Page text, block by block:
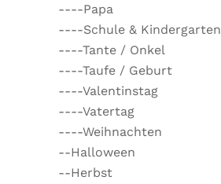
----Papa
----Schule & Kindergarten
----Tante / Onkel
----Taufe / Geburt
----Valentinstag
----Vatertag
----Weihnachten
--Halloween
--Herbst